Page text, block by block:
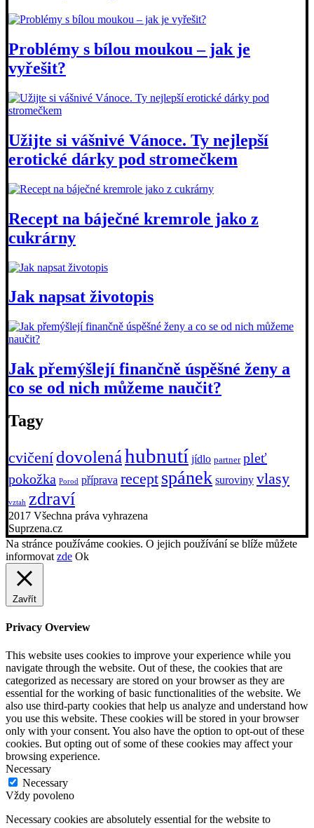
Problémy s bílou moukou – jak je
vyřešit?
Užijte si vášnivé Vánoce. Ty nejlepší
erotické dárky pod stromečkem
Recept na báječné kremrole jako z
cukrárny
Jak napsat životopis
Jak přemýšlejí finančně úspěšné ženy a
co se od nich můžeme naučit?
Tagy
cvičení dovolenáhubnutí jídlo partner pleť
pokožka Porod příprava recept spánek suroviny vlasy
vztah zdraví
2017 Všechna práva vyhrazena
Suprzena.cz
Na stránce používáme cookies. O jejich používání se blíže můžete
informovat zde Ok
Zavřít
Privacy Overview
This website uses cookies to improve your experience while you
navigate through the website. Out of these, the cookies that are
categorized as necessary are stored on your browser as they are
essential for the working of basic functionalities of the website. We
also use third-party cookies that help us analyze and understand how
you use this website. These cookies will be stored in your browser
only with your consent. You also have the option to opt-out of these
cookies. But opting out of some of these cookies may affect your
browsing experience.
Necessary
Necessary
Vždy povoleno
Necessary cookies are absolutely essential for the website to